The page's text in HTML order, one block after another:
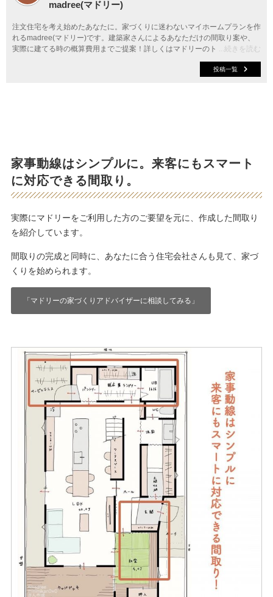
madree(マドリー)
...続きを読む
注文住宅を考え始めたあなたに。家づくりに迷わないマイホームプランを作
れるmadree(マドリー)です。建築家さんによるあなただけの間取り案や、
実際に建てる時の概算費用までご提案！詳しくはマドリーのトップページか
投稿一覧
家事動線はシンプルに。来客にもスマート
に対応できる間取り。
実際にマドリーをご利用した方のご要望を元に、作成した間取り
を紹介しています。
間取りの完成と同時に、あなたに合う住宅会社さんも見て、家づ
くりを始められます。
「マドリーの家づくりアドバイザーに相談してみる」